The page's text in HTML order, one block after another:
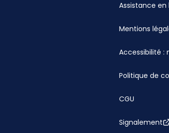
Assistance en
Mentions
Accessibilité :
Politique de
CGU
Signalement